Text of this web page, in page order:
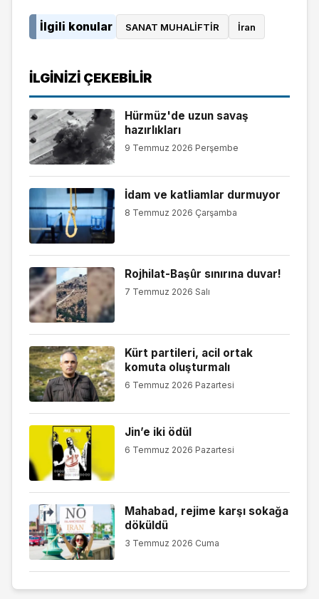
İlgili konular SANAT MUHALİFTİR İran
İLGINIZI ÇEKEBILIR
Hürmüz'de uzun savaş
hazırlıkları
9 Temmuz 2026 Perşembe
İdam ve katliamlar durmuyor
8 Temmuz 2026 Çarşamba
Rojhilat-Başûr sınırına duvar!
7 Temmuz 2026 Salı
Kürt partileri, acil ortak
komuta oluşturmalı
6 Temmuz 2026 Pazartesi
Jin’e iki ödül
6 Temmuz 2026 Pazartesi
Mahabad, rejime karşı sokağa
döküldü
3 Temmuz 2026 Cuma